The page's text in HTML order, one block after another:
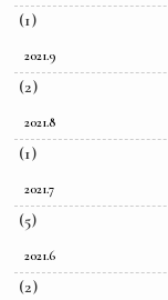
(1)
2021.9
(2)
2021.8
(1)
2021.7
(5)
2021.6
(2)